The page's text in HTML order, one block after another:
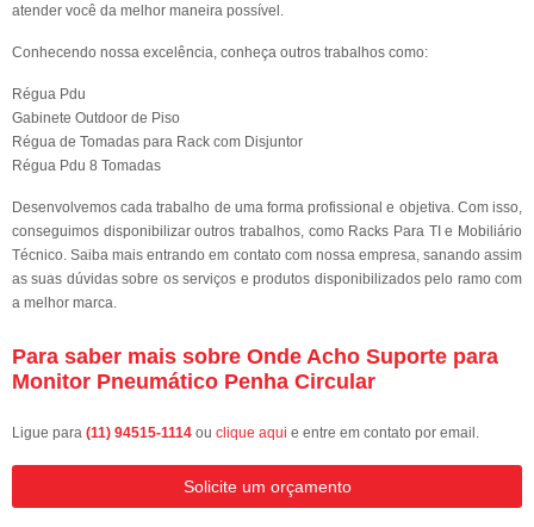
atender você da melhor maneira possível.
Conhecendo nossa excelência, conheça outros trabalhos como:
Régua Pdu
Gabinete Outdoor de Piso
Régua de Tomadas para Rack com Disjuntor
Régua Pdu 8 Tomadas
Desenvolvemos cada trabalho de uma forma profissional e objetiva. Com isso,
conseguimos disponibilizar outros trabalhos, como Racks Para TI e Mobiliário
Técnico. Saiba mais entrando em contato com nossa empresa, sanando assim
as suas dúvidas sobre os serviços e produtos disponibilizados pelo ramo com
a melhor marca.
Para saber mais sobre Onde Acho Suporte para
Monitor Pneumático Penha Circular
Ligue para (11) 94515-1114 ou clique aqui e entre em contato por email.
Solicite um orçamento